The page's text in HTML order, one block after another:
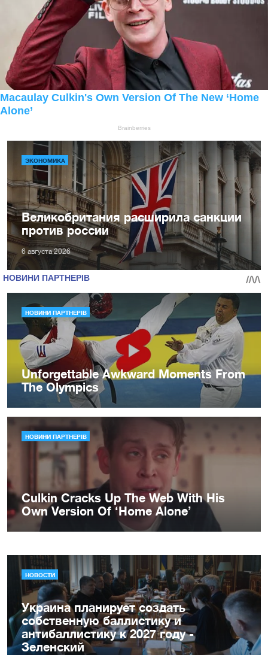
ЭКОНОМИКА
Великобритания расширила санкции
против россии
6 августа 2026
НОВОСТИ
Украина планирует создать
собственную баллистику и
антибаллистику к 2027 году -
Зеленский